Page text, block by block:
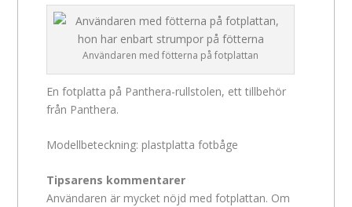
Användaren med fötterna på fotplattan
En fotplatta på Panthera-rullstolen, ett tillbehör
från Panthera.
Modellbeteckning: plastplatta fotbåge
Tipsarens kommentarer
Användaren är mycket nöjd med fotplattan. Om